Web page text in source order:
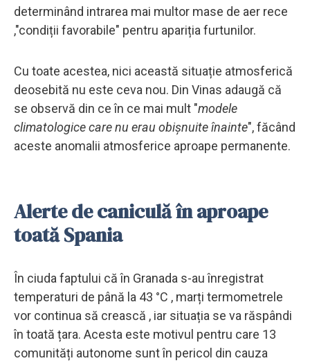
determinând intrarea mai multor mase de aer rece
,"condiții favorabile" pentru apariția furtunilor.
Cu toate acestea, nici această situație atmosferică
deosebită nu este ceva nou. Din Vinas adaugă că
se observă din ce în ce mai mult "modele
climatologice care nu erau obișnuite înainte", făcând
aceste anomalii atmosferice aproape permanente.
Alerte de caniculă în aproape
toată Spania
În ciuda faptului că în Granada s-au înregistrat
temperaturi de până la 43 °C , marți termometrele
vor continua să crească , iar situația se va răspândi
în toată țara. Acesta este motivul pentru care 13
comunități autonome sunt în pericol din cauza